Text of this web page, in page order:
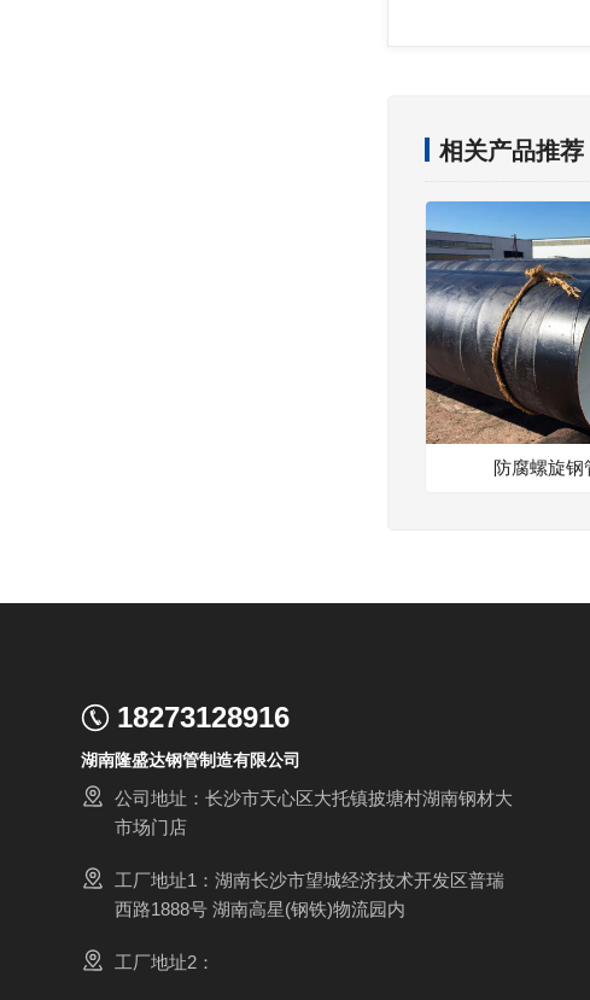
相关产品推荐
防腐螺旋钢
18273128916
湖南隆盛达钢管制造有限公司
公司地址：长沙市天心区大托镇披塘村湖南钢材大
市场门店
工厂地址1：湖南长沙市望城经济技术开发区普瑞
西路1888号 湖南高星(钢铁)物流园内
工厂地址2：